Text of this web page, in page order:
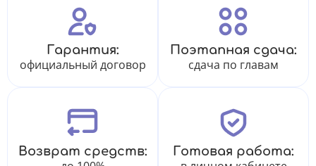
Гарантия:
официальный договор
Поэтапная сдача:
сдача по главам
Возврат средств: Готовая работа: